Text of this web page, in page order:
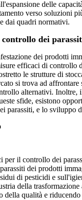
delle
verso soluzioni
dai quadri normativi.
dei
dei prodotti
efficaci di controllo
le strutture di
si trova ad
alternativi.
sfide, esistono
parassiti, e lo sviluppo
il controllo dei
dei prodotti
di pesticidi e
della
della qualità e